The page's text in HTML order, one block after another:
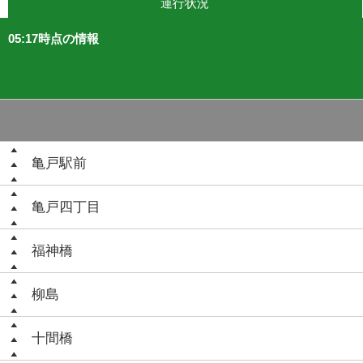
運行状況
05:17時点の情報
亀戸駅前
亀戸四丁目
福神橋
柳島
十間橋